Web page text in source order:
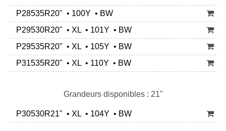
P28535R20" • 100Y • BW
P29530R20" • XL • 101Y • BW
P29535R20" • XL • 105Y • BW
P31535R20" • XL • 110Y • BW
Grandeurs disponibles : 21"
P30530R21" • XL • 104Y • BW